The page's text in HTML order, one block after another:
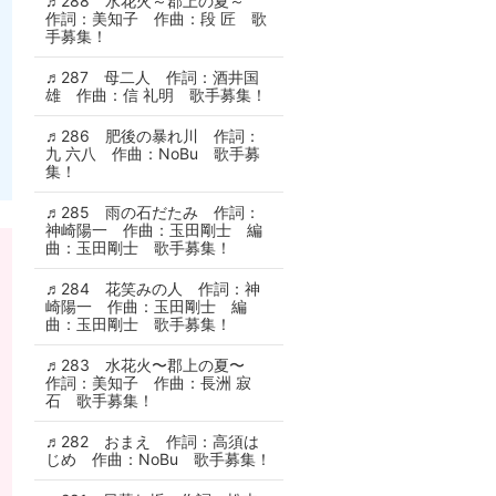
作詞：美知子 作曲：段 匠 歌
手募集！
♬287 母二人 作詞：酒井国
雄 作曲：信 礼明 歌手募集！
♬286 肥後の暴れ川 作詞：
九 六八 作曲：NoBu 歌手募
集！
♬285 雨の石だたみ 作詞：
神崎陽一 作曲：玉田剛士 編
曲：玉田剛士 歌手募集！
♬284 花笑みの人 作詞：神
崎陽一 作曲：玉田剛士 編
曲：玉田剛士 歌手募集！
♬283 水花火〜郡上の夏〜
作詞：美知子 作曲：長洲 寂
石 歌手募集！
♬282 おまえ 作詞：高須は
じめ 作曲：NoBu 歌手募集！